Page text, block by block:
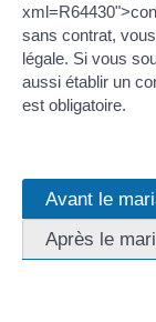
sans contrat,
légale. Si vous
aussi établir un
est obligatoire.
Avant le
Après le